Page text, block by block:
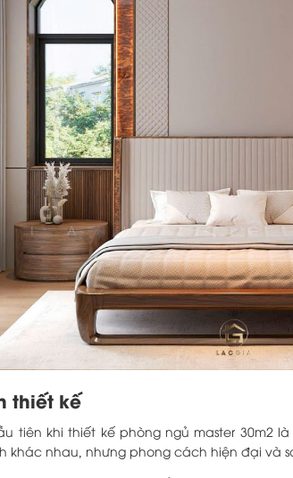
thiết kế
tiên khi thiết kế phòng ngủ master 30m2
khác nhau, nhưng phong cách hiện đại và